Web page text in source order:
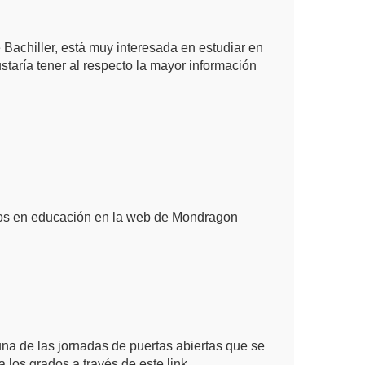
está muy interesada en estudiar en
tener al respecto la mayor información
en educación en la web de Mondragon
de las jornadas de puertas abiertas que se